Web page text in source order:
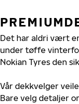
Det har aldri vært
under tøffe
Nokian Tyres den
Vår dekkvelger
Bare velg detaljer